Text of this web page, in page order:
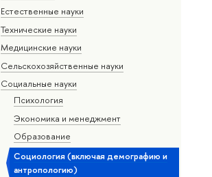
Естественные науки
Тех­ничес­кие науки
Медицинские науки
Сельскохозяйственные науки
Социальные науки
Психология
Экономика и менеджмент
Образование
Социология (включая демографию и
антропологию)